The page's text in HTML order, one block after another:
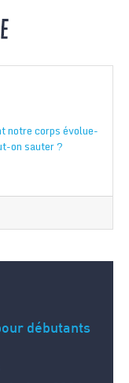
notre corps évolue-
on sauter ?
débutants